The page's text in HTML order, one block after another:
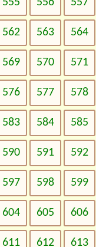
562 563 564
569 570 571
576 577 578
583 584 585
590 591 592
597 598 599
604 605 606
611 612 613